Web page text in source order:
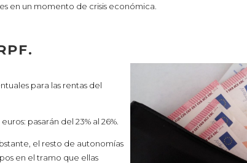
en un momento de crisis económica.
para las rentas del
pasarán del 23% al 26%.
el resto de autonomías
en el tramo que ellas